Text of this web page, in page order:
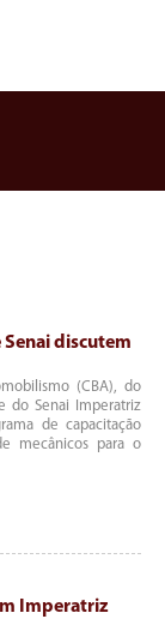
discutem
(CBA), do
do Senai Imperatriz
de capacitação
mecânicos para o
Imperatriz